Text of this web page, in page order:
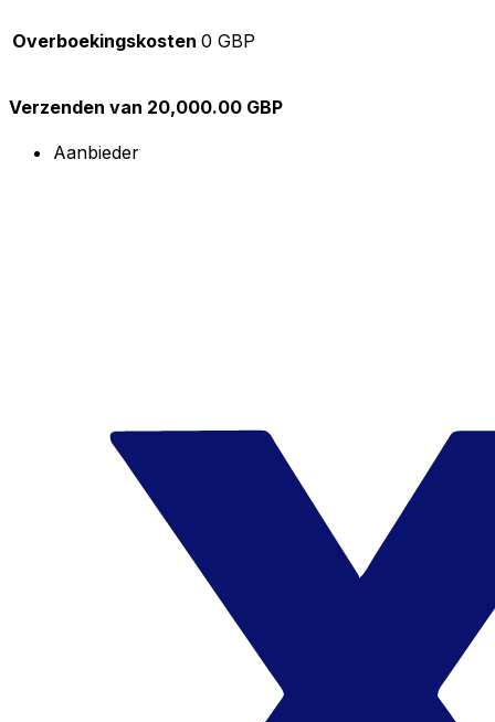
Overboekingskosten 0 GBP
Verzenden van 20,000.00 GBP
Aanbieder